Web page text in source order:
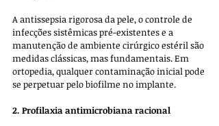
A antissepsia rigorosa da pele, o controle de
infecções sistêmicas pré-existentes e a
manutenção de ambiente cirúrgico estéril são
medidas clássicas, mas fundamentais. Em
ortopedia, qualquer contaminação inicial pode
se perpetuar pelo biofilme no implante.
2. Profilaxia antimicrobiana racional